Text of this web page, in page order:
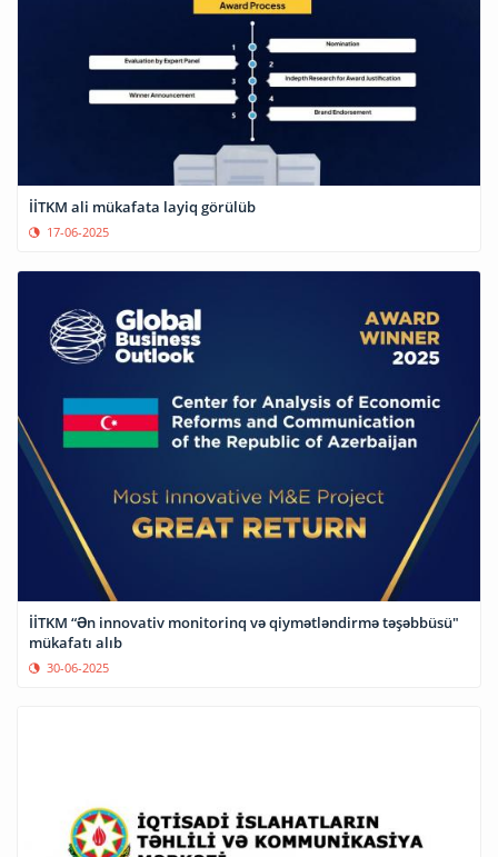
İİTKM ali mükafata layiq görülüb
17-06-2025
İİTKM “Ən innovativ monitorinq və qiymətləndirmə təşəbbüsü"
mükafatı alıb
30-06-2025